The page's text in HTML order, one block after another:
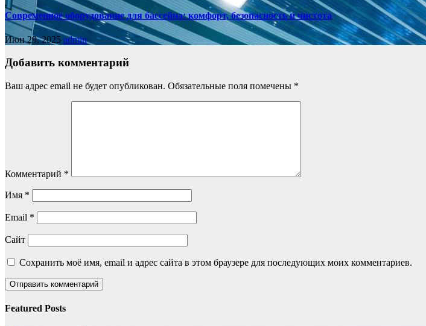
Современное оборудование для бассейна: комфорт, безопасность и чистота
Июн 29, 2025 admin
Добавить комментарий
Ваш адрес email не будет опубликован. Обязательные поля помечены *
Комментарий *
Имя *
Email *
Сайт
Сохранить моё имя, email и адрес сайта в этом браузере для последующих моих комментариев.
Featured Posts